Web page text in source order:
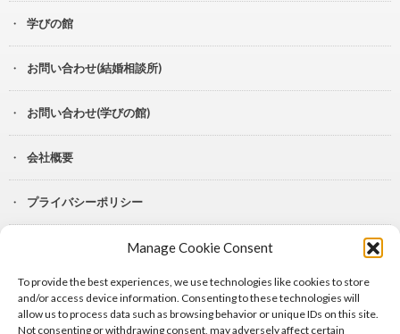
Manage Cookie Consent
To provide the best experiences, we use technologies like cookies to store
and/or access device information. Consenting to these technologies will
allow us to process data such as browsing behavior or unique IDs on this site.
Not consenting or withdrawing consent, may adversely affect certain
学びの館
お問い合わせ(結婚相談所)
お問い合わせ(学びの館)
会社概要
プライバシーポリシー
Lit.Link